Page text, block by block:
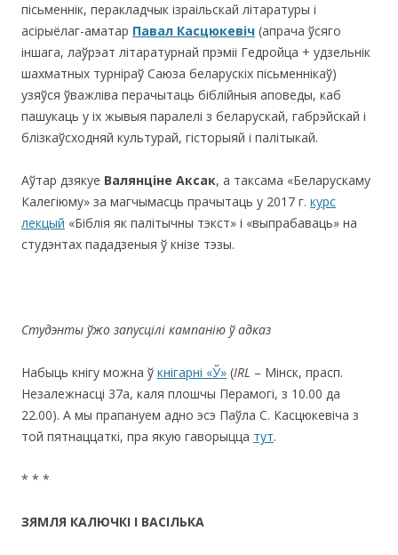
пісьменнік, перакладчык ізраільскай літаратуры і
асірыёлаг-аматар Павал Касцюкевіч (апрача ўсяго
іншага, лаўрэат літаратурнай прэміі Гедройца + удзельнік
шахматных турніраў Саюза беларускіх пісьменнікаў)
узяўся ўважліва перачытаць біблійныя аповеды, каб
пашукаць у іх жывыя паралелі з беларускай, габрэйскай і
блізкаўсходняй культурай, гісторыяй і палітыкай.
Аўтар дзякуе Валянціне Аксак, а таксама «Беларускаму
Калегіюму» за магчымасць прачытаць у 2017 г. курс
лекцый «Біблія як палітычны тэкст» і «выпрабаваць» на
студэнтах пададзеныя ў кнізе тэзы.
Студэнты ўжо запусцілі кампанію ў адказ
Набыць кнігу можна ў кнігарні «Ў» (IRL – Мінск, прасп.
Незалежнасці 37а, каля плошчы Перамогі, з 10.00 да
22.00). А мы прапануем адно эсэ Паўла С. Касцюкевіча з
той пятнаццаткі, пра якую гаворыцца тут.
* * *
ЗЯМЛЯ КАЛЮЧКІ І ВАСІЛЬКА